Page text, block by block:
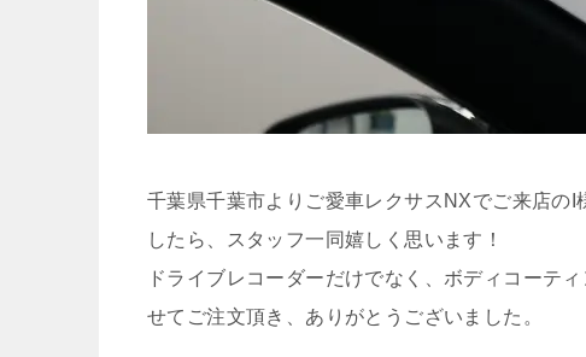
千葉県千葉市よりご愛車レクサスNXでご来店の
したら、スタッフ一同嬉しく思います！
ドライブレコーダーだけでなく、ボディコーティ
せてご注文頂き、ありがとうございました。